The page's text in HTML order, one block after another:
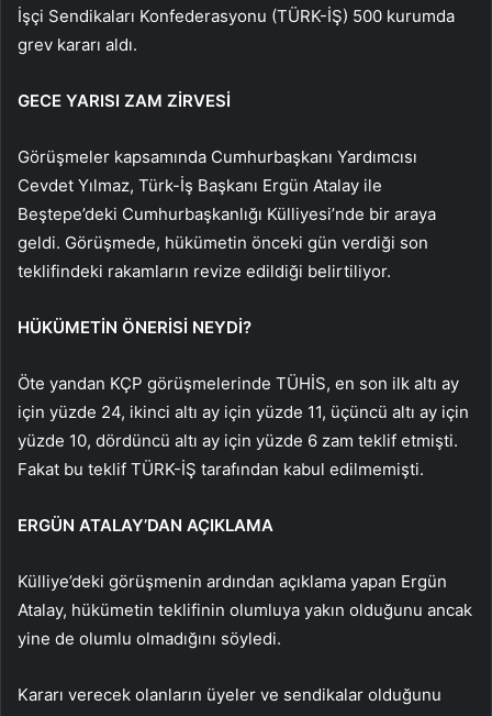
İşçi Sendikaları Konfederasyonu (TÜRK-İŞ) 500 kurumda
grev kararı aldı.
GECE YARISI ZAM ZİRVESİ
Görüşmeler kapsamında Cumhurbaşkanı Yardımcısı
Cevdet Yılmaz, Türk-İş Başkanı Ergün Atalay ile
Beştepe’deki Cumhurbaşkanlığı Külliyesi’nde bir araya
geldi. Görüşmede, hükümetin önceki gün verdiği son
teklifindeki rakamların revize edildiği belirtiliyor.
HÜKÜMETİN ÖNERİSİ NEYDİ?
Öte yandan KÇP görüşmelerinde TÜHİS, en son ilk altı ay
için yüzde 24, ikinci altı ay için yüzde 11, üçüncü altı ay için
yüzde 10, dördüncü altı ay için yüzde 6 zam teklif etmişti.
Fakat bu teklif TÜRK-İŞ tarafından kabul edilmemişti.
ERGÜN ATALAY’DAN AÇIKLAMA
Külliye’deki görüşmenin ardından açıklama yapan Ergün
Atalay, hükümetin teklifinin olumluya yakın olduğunu ancak
yine de olumlu olmadığını söyledi.
Kararı verecek olanların üyeler ve sendikalar olduğunu